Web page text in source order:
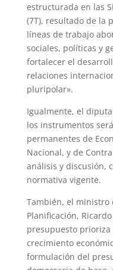
estructurada en las
(7T), resultado de la
líneas de trabajo
sociales, políticas y
fortalecer el
relaciones
pluripolar».
Igualmente, el
los instrumentos
permanentes de
Nacional, y de
análisis y discusión,
normativa vigente.
También, el ministro
Planificación,
presupuesto
crecimiento
formulación del